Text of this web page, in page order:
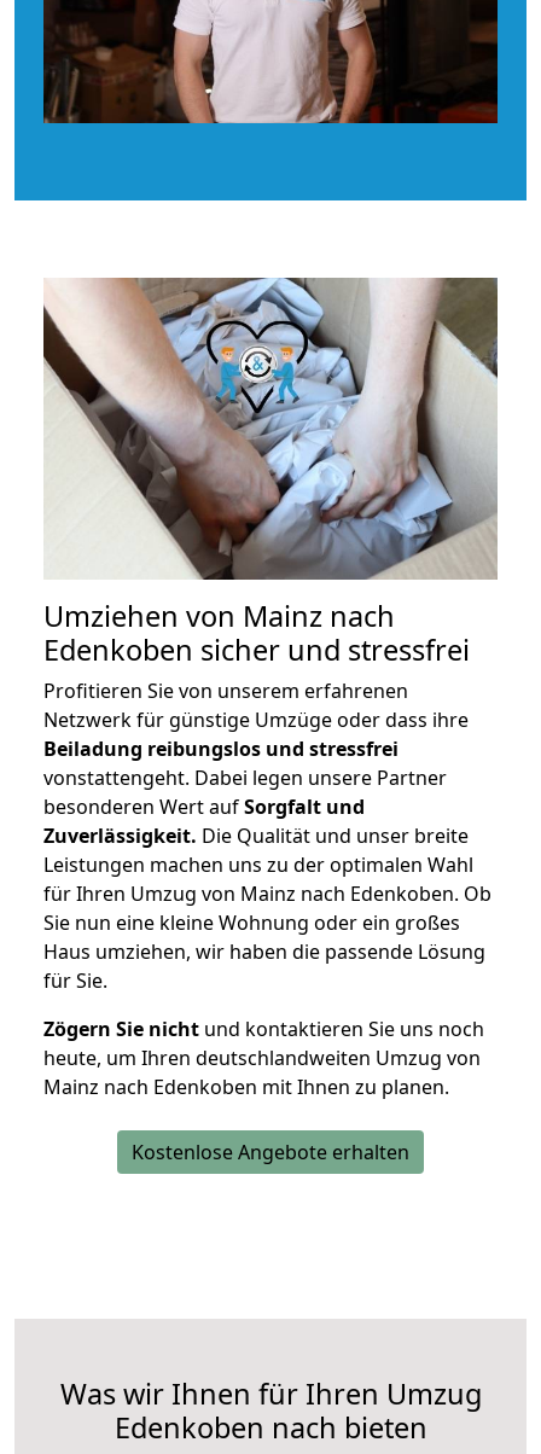
Umziehen von Mainz nach
Edenkoben sicher und stressfrei
Profitieren Sie von unserem erfahrenen
Netzwerk für günstige Umzüge oder dass ihre
Beiladung reibungslos und stressfrei
vonstattengeht. Dabei legen unsere Partner
besonderen Wert aufSorgfalt und
Zuverlässigkeit. Die Qualität und unser breite
Leistungen machen uns zu der optimalen Wahl
für Ihren Umzug von Mainz nach Edenkoben. Ob
Sie nun eine kleine Wohnung oder ein großes
Haus umziehen, wir haben die passende Lösung
für Sie.
Zögern Sie nicht und kontaktieren Sie uns noch
heute, um Ihren deutschlandweiten Umzug von
Mainz nach Edenkoben mit Ihnen zu planen.
Kostenlose Angebote erhalten
Was wir Ihnen für Ihren Umzug
Edenkoben nach bieten